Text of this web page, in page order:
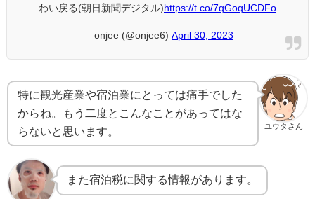
わい戻る(朝日新聞デジタル)https://t.co/7qGoqUCDFo
— onjee (@onjee6) April 30, 2023
ユウタさん
特に観光産業や宿泊業にとっては痛手でした
からね。もう二度とこんなことがあってはな
らないと思います。
また宿泊税に関する情報があります。